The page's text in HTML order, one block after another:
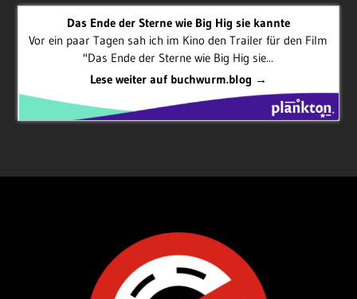
Das Ende der Sterne wie Big Hig sie kannte
Vor ein paar Tagen sah ich im Kino den Trailer für den Film
"Das Ende der Sterne wie Big Hig sie...
Lese weiter auf buchwurm.blog →